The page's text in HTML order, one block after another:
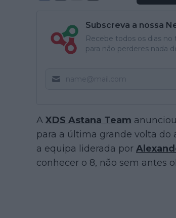
Subscreva a nossa
Recebe todos os dias
para não perderes nada
A XDS Astana Team
para a última grande volta do
a equipa liderada por
conhecer o 8, não sem antes